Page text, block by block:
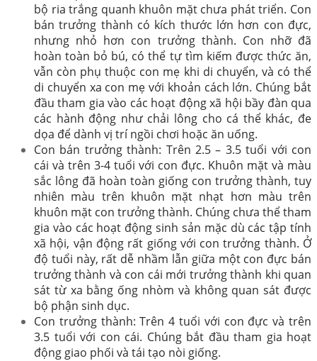
bộ ria trắng quanh khuôn mặt chưa phát triển. Con
bán trưởng thành có kích thước lớn hơn con đực,
nhưng nhỏ hơn con trưởng thành. Con nhỡ đã
hoàn toàn bỏ bú, có thể tự tìm kiếm được thức ăn,
vẫn còn phụ thuộc con mẹ khi di chuyển, và có thể
di chuyển xa con mẹ với khoản cách lớn. Chúng bắt
đầu tham gia vào các hoạt động xã hội bầy đàn qua
các hành động như chải lông cho cá thể khác, đe
dọa để dành vị trí ngồi chơi hoặc ăn uống.
Con bán trưởng thành: Trên 2.5 – 3.5 tuổi với con
cái và trên 3-4 tuổi với con đực. Khuôn mặt và màu
sắc lông đã hoàn toàn giống con trưởng thành, tuy
nhiên màu trên khuôn mặt nhạt hơn màu trên
khuôn mặt con trưởng thành. Chúng chưa thể tham
gia vào các hoạt động sinh sản mặc dù các tập tính
xã hội, vận động rất giống với con trưởng thành. Ở
độ tuổi này, rất dễ nhầm lẫn giữa một con đực bán
trưởng thành và con cái mới trưởng thành khi quan
sát từ xa bằng ống nhòm và không quan sát được
bộ phận sinh dục.
Con trưởng thành: Trên 4 tuổi với con đực và trên
3.5 tuổi với con cái. Chúng bắt đầu tham gia hoạt
động giao phối và tái tạo nòi giống.